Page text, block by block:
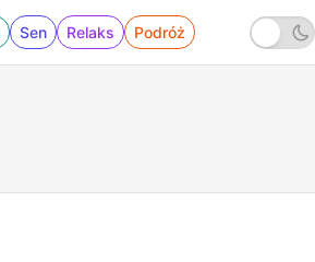
Sen Relaks Podróż